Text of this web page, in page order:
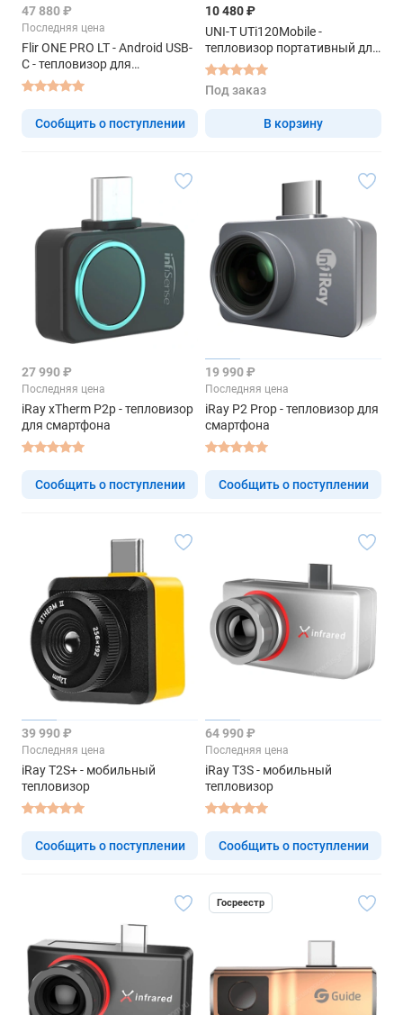
47 880 ₽
Последняя цена
Flir ONE PRO LT - Android USB-
C - тепловизор для
смартфона
Сообщить о поступлении
10 480 ₽
UNI-T UTi120Mobile -
тепловизор портативный для
смартфона
Под заказ
В корзину
27 990 ₽
Последняя цена
iRay xTherm P2р - тепловизор
для смартфона
Сообщить о поступлении
19 990 ₽
Последняя цена
iRay P2 Proр - тепловизор для
смартфона
Сообщить о поступлении
39 990 ₽
Последняя цена
iRay T2S+ - мобильный
тепловизор
Сообщить о поступлении
64 990 ₽
Последняя цена
iRay T3S - мобильный
тепловизор
Сообщить о поступлении
Госреестр